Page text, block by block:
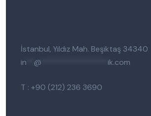
İstanbul, Yıldız Mah. Beşiktaş 34340
in
@ ik.com
T : +90 (212) 236 3690